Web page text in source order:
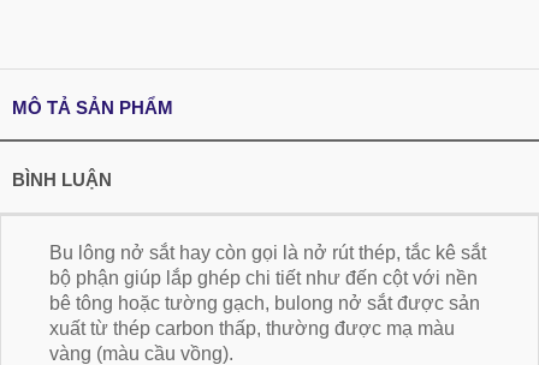
MÔ TẢ SẢN PHẨM
BÌNH LUẬN
Bu lông nở sắt hay còn gọi là nở rút thép, tắc kê sắt
bộ phận giúp lắp ghép chi tiết như đến cột với nền
bê tông hoặc tường gạch, bulong nở sắt được sản
xuất từ thép carbon thấp, thường được mạ màu
vàng (màu cầu vồng).